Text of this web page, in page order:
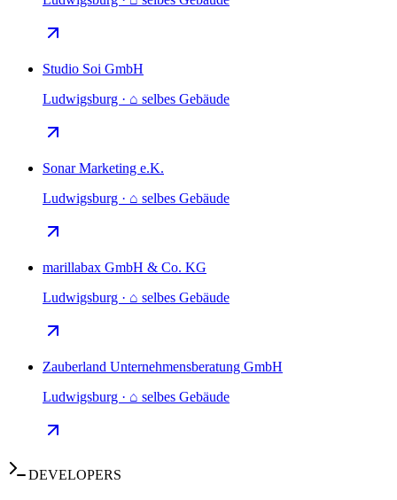
Studio Soi GmbH
Ludwigsburg · ⌂ selbes Gebäude
Sonar Marketing e.K.
Ludwigsburg · ⌂ selbes Gebäude
marillabax GmbH & Co. KG
Ludwigsburg · ⌂ selbes Gebäude
Zauberland Unternehmensberatung GmbH
Ludwigsburg · ⌂ selbes Gebäude
DEVELOPERS